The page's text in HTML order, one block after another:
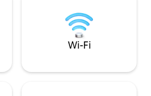
級クイーン
台、ホテルコ
の寝具、ク
1台とツイン
ッシュな専
料金35ドルが発生します。
NSTR-13453 オ
19566
Wi-Fi